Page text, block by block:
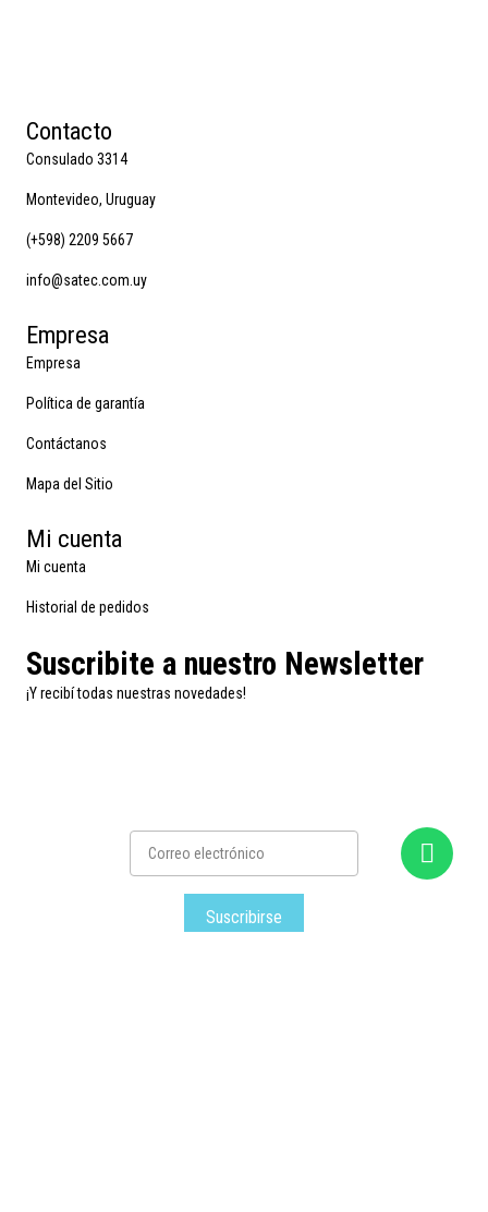
Contacto
Consulado 3314
Montevideo, Uruguay
(+598) 2209 5667
info@satec.com.uy
Empresa
Empresa
Política de garantía
Contáctanos
Mapa del Sitio
Mi cuenta
Mi cuenta
Historial de pedidos
Suscribite a nuestro Newsletter
¡Y recibí todas nuestras novedades!
Suscribirse